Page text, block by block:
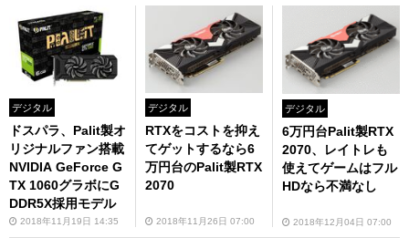
デジタル
ドスパラ、Palit製オ
リジナルファン搭載
NVIDIA GeForce G
TX 1060グラボにG
DDR5X採用モデル
2018年11月19日 14:35
デジタル
RTXをコストを抑え
てゲットするなら6
万円台のPalit製RTX
2070
2018年11月26日 07:00
デジタル
6万円台Palit製RTX
2070、レイトレも
使えてゲームはフル
HDなら不満なし
2018年12月04日 07:00